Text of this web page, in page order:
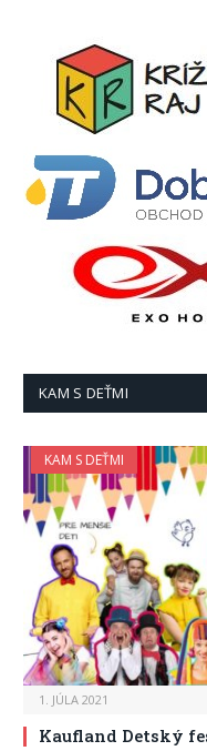
KAM S DEŤMI
KAM S DEŤMI
1. JÚLA 2021
Kaufland Detský